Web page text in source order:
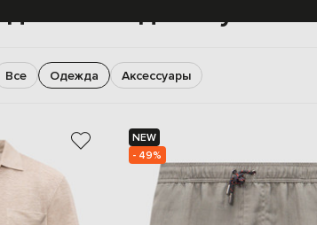
Все Одежда Аксессуары
NEW
- 49%